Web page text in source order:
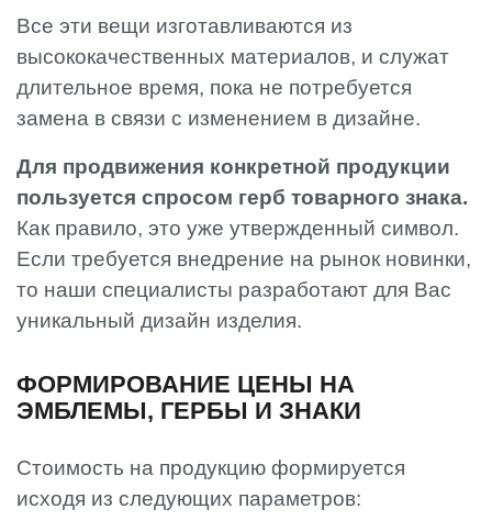
Все эти вещи изготавливаются из
высококачественных материалов, и служат
длительное время, пока не потребуется
замена в связи с изменением в дизайне.
Для продвижения конкретной продукции
пользуется спросом герб товарного знака.
Как правило, это уже утвержденный символ.
Если требуется внедрение на рынок новинки,
то наши специалисты разработают для Вас
уникальный дизайн изделия.
ФОРМИРОВАНИЕ ЦЕНЫ НА
ЭМБЛЕМЫ, ГЕРБЫ И ЗНАКИ
Стоимость на продукцию формируется
исходя из следующих параметров: